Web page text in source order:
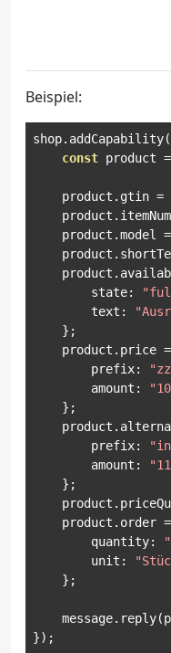
Beispiel:
shop. addCapability(
const product =
    product
. gtin =
    product
.
    product
.model =
    product
.
    product
.
        state
:
        text
:
};
    product
. price =
        prefix
:
        amount
:
};
    product
.
        prefix
:
        amount
:
};
    product
.
    product
. order =
        quantity
:
        unit
:
};
    message
. reply(
});